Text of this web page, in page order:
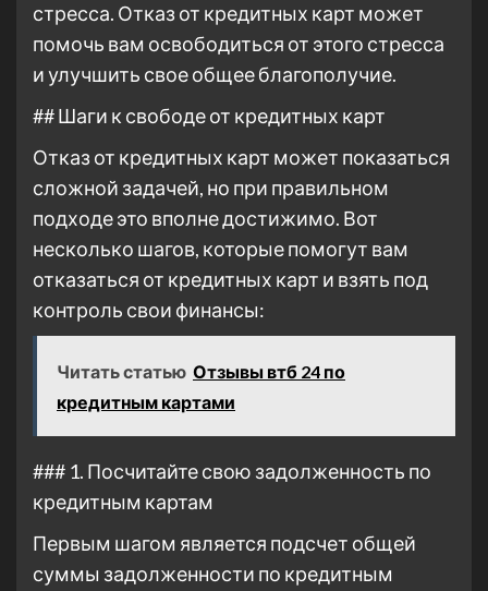
стресса. Отказ от кредитных карт может
помочь вам освободиться от этого стресса
и улучшить свое общее благополучие.
## Шаги к свободе от кредитных карт
Отказ от кредитных карт может показаться
сложной задачей, но при правильном
подходе это вполне достижимо. Вот
несколько шагов, которые помогут вам
отказаться от кредитных карт и взять под
контроль свои финансы:
Читать статью Отзывы втб 24 по
кредитным картами
### 1. Посчитайте свою задолженность по
кредитным картам
Первым шагом является подсчет общей
суммы задолженности по кредитным